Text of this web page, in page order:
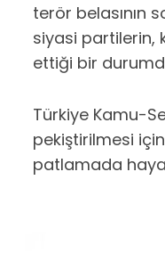
terör belasının
siyasi partilerin,
ettiği bir
Türkiye Kamu-
pekiştirilmesi
patlamada